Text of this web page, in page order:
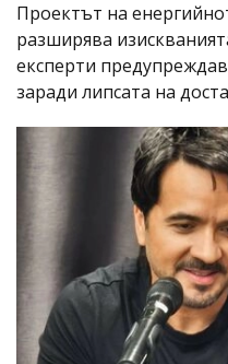
Проектът на
разширява
експерти
заради липсата на